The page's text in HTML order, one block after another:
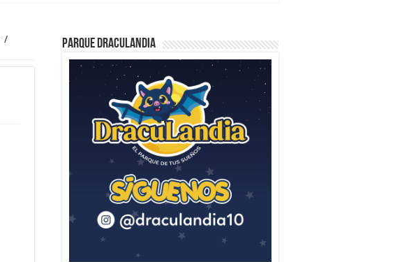
/
Parque Draculandia